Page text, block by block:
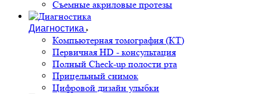
Съемные акриловые протезы
Диагностика
Компьютерная томография (КТ)
Первичная HD - консультация
Полный Check-up полости рта
Прицельный снимок
Цифровой дизайн улыбки